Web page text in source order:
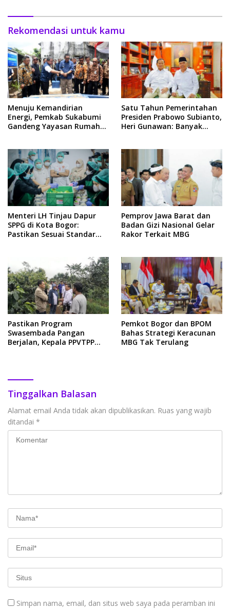
Rekomendasi untuk kamu
Menuju Kemandirian
Energi, Pemkab Sukabumi
Gandeng Yayasan Rumah
Satu Tahun Pemerintahan
Presiden Prabowo Subianto,
Heri Gunawan: Banyak
dalam Pergaulan Global
Menteri LH Tinjau Dapur
SPPG di Kota Bogor:
Pastikan Sesuai Standar
Pemprov Jawa Barat dan
Badan Gizi Nasional Gelar
Rakor Terkait MBG
Pastikan Program
Swasembada Pangan
Berjalan, Kepala PPVTPP
Pemkot Bogor dan BPOM
Bahas Strategi Keracunan
MBG Tak Terulang
Tinggalkan Balasan
Alamat email Anda tidak akan dipublikasikan. Ruas yang wajib
ditandai *
Simpan nama, email, dan situs web saya pada peramban ini